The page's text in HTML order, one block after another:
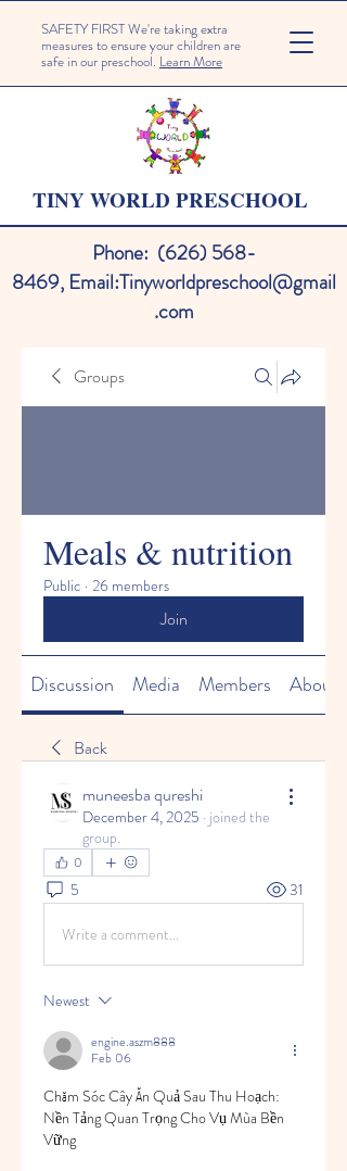
SAFETY FIRST We're taking extra
measures to ensure your children are
safe in our preschool. Learn More
TINY WORLD PRESCHOOL
Phone: (626) 568-
8469, Email:Tinyworldpreschool@gmail
.com
Groups
Meals & nutrition
Public · 26 members
Join
Discussion Media Members About
Back
muneesba qureshi
December 4, 2025 · joined the
group.
0
5 31
Write a comment...
Newest
engine.aszm888
Feb 06
Chăm Sóc Cây Ăn Quả Sau Thu Hoạch:
Nền Tảng Quan Trọng Cho Vụ Mùa Bền
Vững